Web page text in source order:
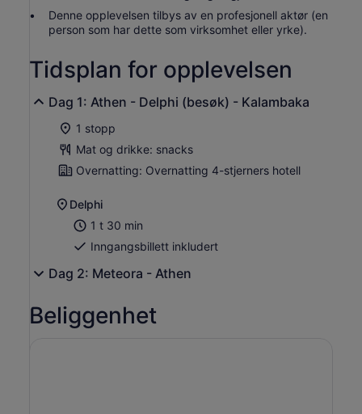
Denne opplevelsen tilbys av en profesjonell aktør (en
person som har dette som virksomhet eller yrke).
Tidsplan for opplevelsen
Dag 1: Athen - Delphi (besøk) - Kalambaka
1 stopp
Mat og drikke: snacks
Overnatting: Overnatting 4-stjerners hotell
Delphi
1 t 30 min
Inngangsbillett inkludert
Dag 2: Meteora - Athen
Beliggenhet